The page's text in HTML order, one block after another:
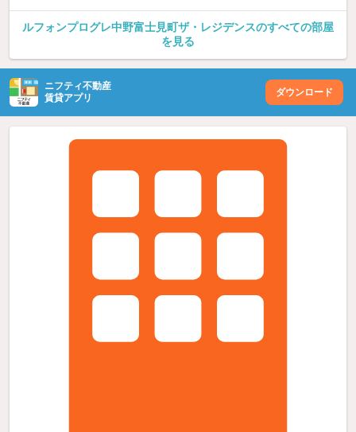
ルフォンプログレ中野富士見町ザ・レジデンスのすべての部屋
を見る
ニフティ不動産
賃貸アプリ
ダウンロード